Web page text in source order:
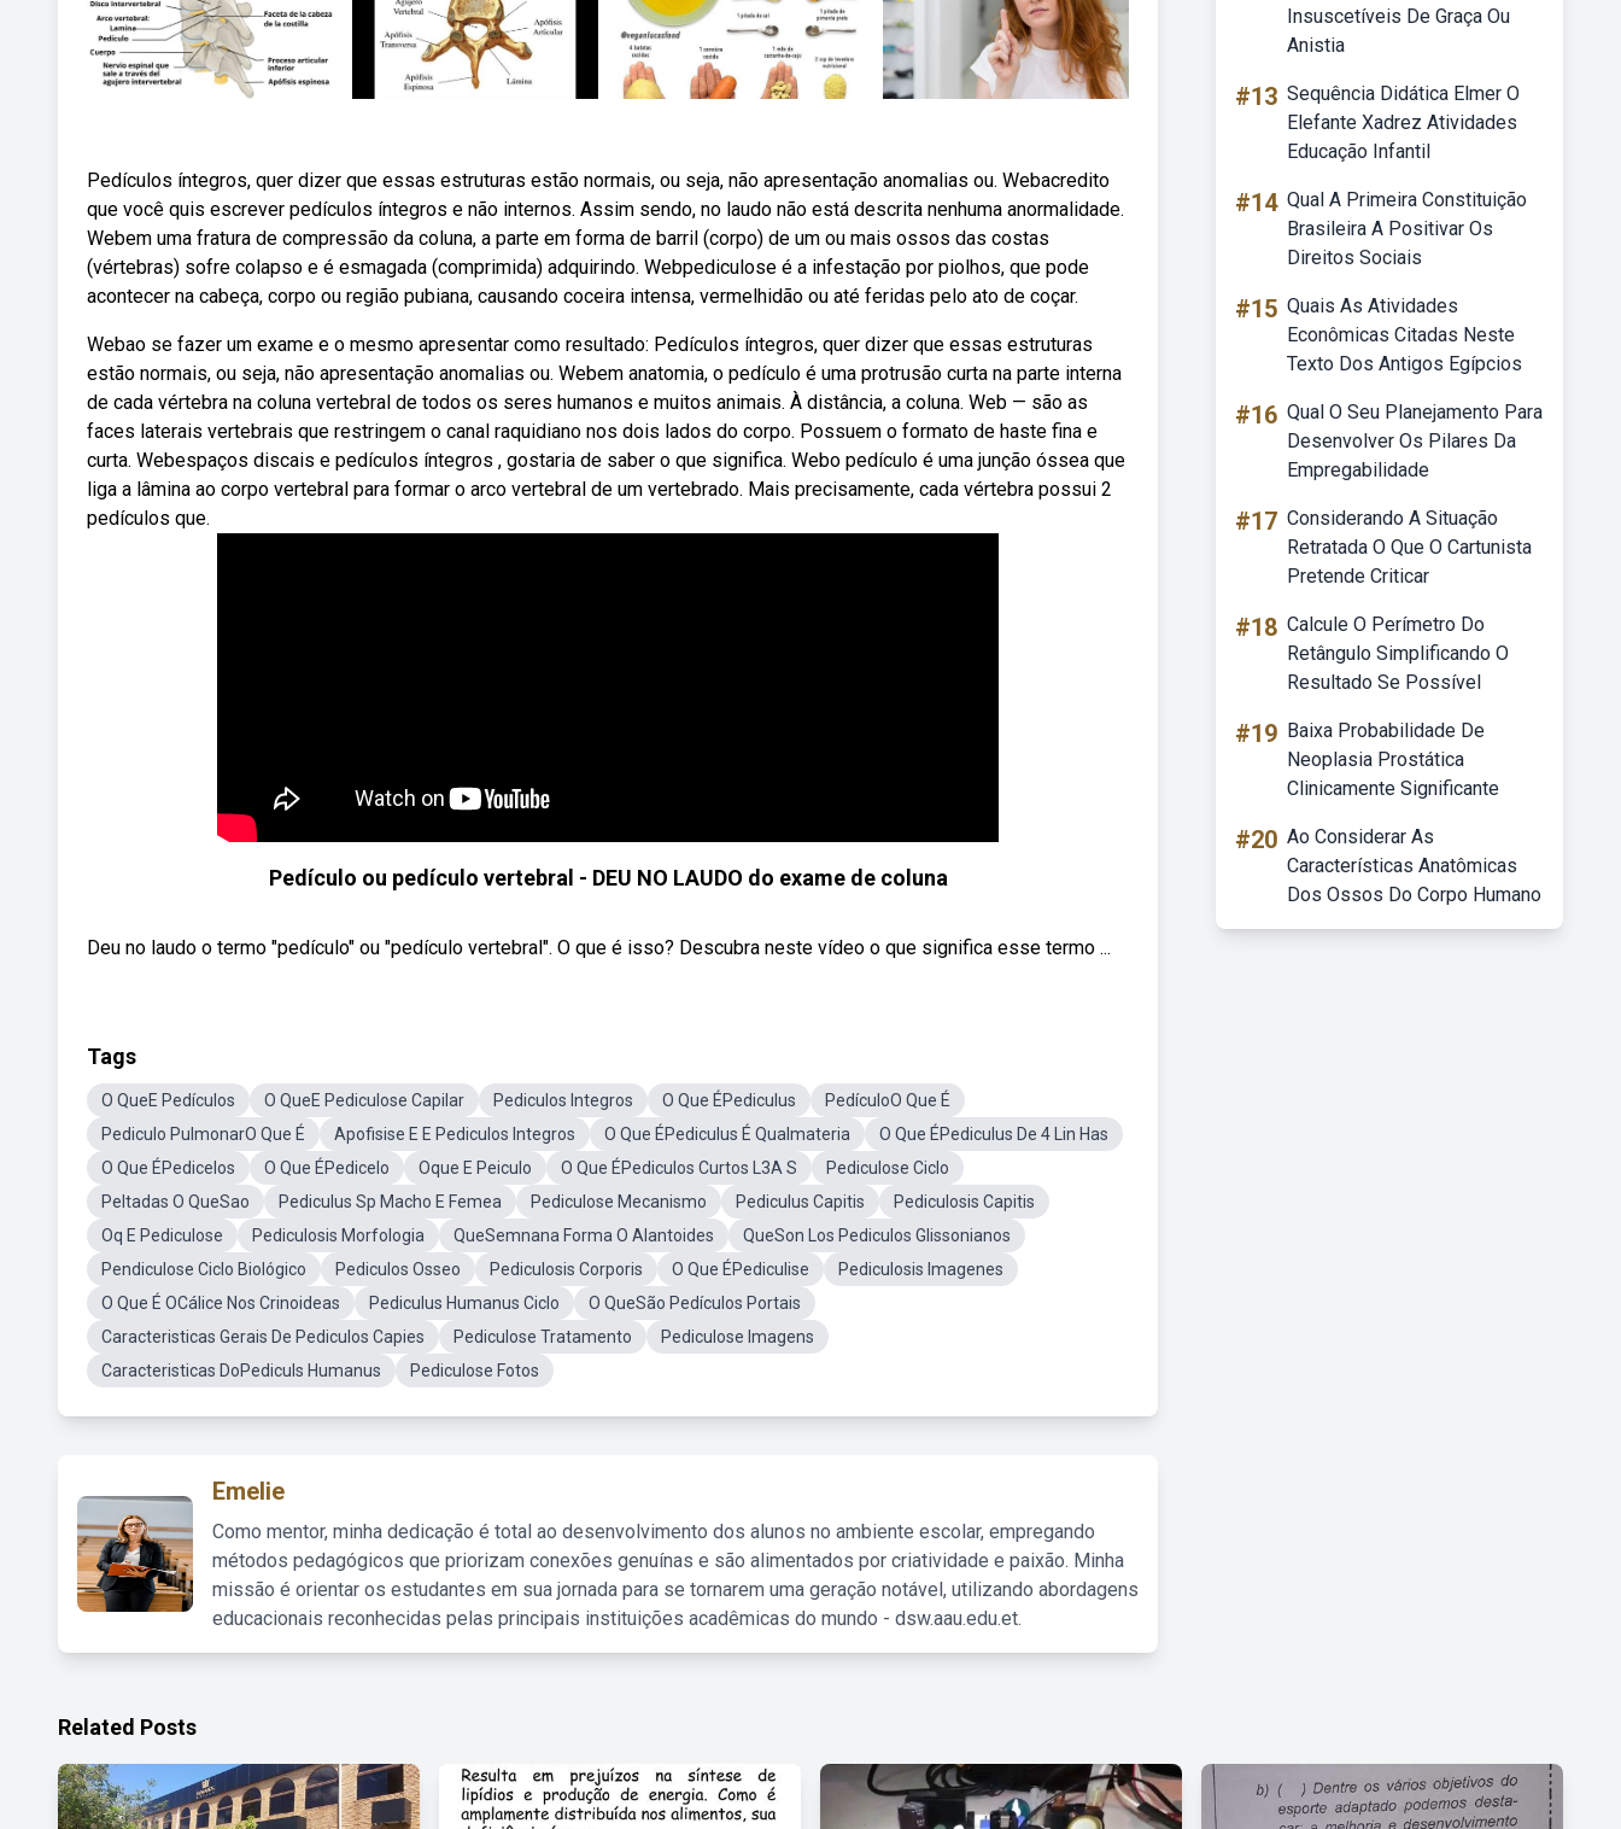
Pedículos íntegros, quer dizer que essas estruturas estão normais, ou seja, não apresentação anomalias ou. Webacredito
que você quis escrever pedículos íntegros e não internos. Assim sendo, no laudo não está descrita nenhuma anormalidade.
Webem uma fratura de compressão da coluna, a parte em forma de barril (corpo) de um ou mais ossos das costas
(vértebras) sofre colapso e é esmagada (comprimida) adquirindo. Webpediculose é a infestação por piolhos, que pode
acontecer na cabeça, corpo ou região pubiana, causando coceira intensa, vermelhidão ou até feridas pelo ato de coçar.
Webao se fazer um exame e o mesmo apresentar como resultado: Pedículos íntegros, quer dizer que essas estruturas
estão normais, ou seja, não apresentação anomalias ou. Webem anatomia, o pedículo é uma protrusão curta na parte interna
de cada vértebra na coluna vertebral de todos os seres humanos e muitos animais. À distância, a coluna. Web — são as
faces laterais vertebrais que restringem o canal raquidiano nos dois lados do corpo. Possuem o formato de haste fina e
curta. Webespaços discais e pedículos íntegros , gostaria de saber o que significa. Webo pedículo é uma junção óssea que
liga a lâmina ao corpo vertebral para formar o arco vertebral de um vertebrado. Mais precisamente, cada vértebra possui 2
pedículos que.
Pedículo ou pedículo vertebral - DEU NO LAUDO do exame de coluna
Deu no laudo o termo "pedículo" ou "pedículo vertebral". O que é isso? Descubra neste vídeo o que significa esse termo ...
Tags
O QueE Pedículos O QueE Pediculose Capilar Pediculos Integros O Que ÉPediculus
PedículoO Que É
Pediculo PulmonarO Que É
Apofisise E E Pediculos Integros O Que ÉPediculus É Qualmateria
O Que ÉPediculus De 4 Lin Has
O Que ÉPedicelos
O Que ÉPedicelo Oque E Peiculo O Que ÉPediculos Curtos L3A S
Pediculose Ciclo
Peltadas O QueSao
Pediculus Sp Macho E Femea Pediculose Mecanismo Pediculus Capitis
Pediculosis Capitis
Oq E Pediculose
Pediculosis Morfologia QueSemnana Forma O Alantoides
QueSon Los Pediculos Glissonianos
Pendiculose Ciclo Biológico
Pediculos Osseo Pediculosis Corporis O Que ÉPediculise
Pediculosis Imagenes
O Que É OCálice Nos Crinoideas
Pediculus Humanus Ciclo
O QueSão Pedículos Portais
Caracteristicas Gerais De Pediculos Capies
Pediculose Tratamento
Pediculose Imagens
Caracteristicas DoPediculs Humanus
Pediculose Fotos
Emelie
Como mentor, minha dedicação é total ao desenvolvimento dos alunos no ambiente escolar, empregando
métodos pedagógicos que priorizam conexões genuínas e são alimentados por criatividade e paixão. Minha
missão é orientar os estudantes em sua jornada para se tornarem uma geração notável, utilizando abordagens
educacionais reconhecidas pelas principais instituições acadêmicas do mundo - dsw.aau.edu.et.
Insuscetíveis De Graça Ou
Anistia
#13 Sequência Didática Elmer O
Elefante Xadrez Atividades
Educação Infantil
#14 Qual A Primeira Constituição
Brasileira A Positivar Os
Direitos Sociais
#15 Quais As Atividades
Econômicas Citadas Neste
Texto Dos Antigos Egípcios
#16 Qual O Seu Planejamento Para
Desenvolver Os Pilares Da
Empregabilidade
#17 Considerando A Situação
Retratada O Que O Cartunista
Pretende Criticar
#18 Calcule O Perímetro Do
Retângulo Simplificando O
Resultado Se Possível
#19 Baixa Probabilidade De
Neoplasia Prostática
Clinicamente Significante
#20 Ao Considerar As
Características Anatômicas
Dos Ossos Do Corpo Humano
Related Posts